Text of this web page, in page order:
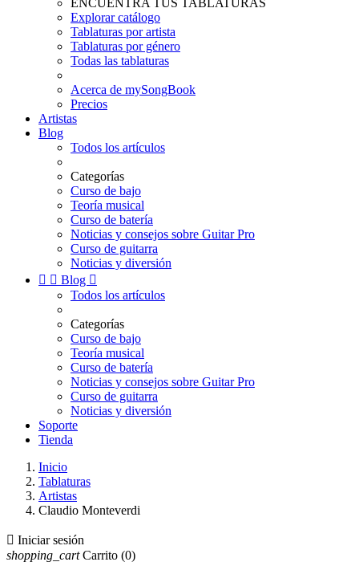
ENCUENTRA TUS TABLATURAS
Explorar catálogo
Tablaturas por artista
Tablaturas por género
Todas las tablaturas
Acerca de mySongBook
Precios
Artistas
Blog
Todos los artículos
Categorías
Curso de bajo
Teoría musical
Curso de batería
Noticias y consejos sobre Guitar Pro
Curso de guitarra
Noticias y diversión
  Blog 
Todos los artículos
Categorías
Curso de bajo
Teoría musical
Curso de batería
Noticias y consejos sobre Guitar Pro
Curso de guitarra
Noticias y diversión
Soporte
Tienda
Inicio
Tablaturas
Artistas
Claudio Monteverdi
 Iniciar sesión
shopping_cart Carrito (0)